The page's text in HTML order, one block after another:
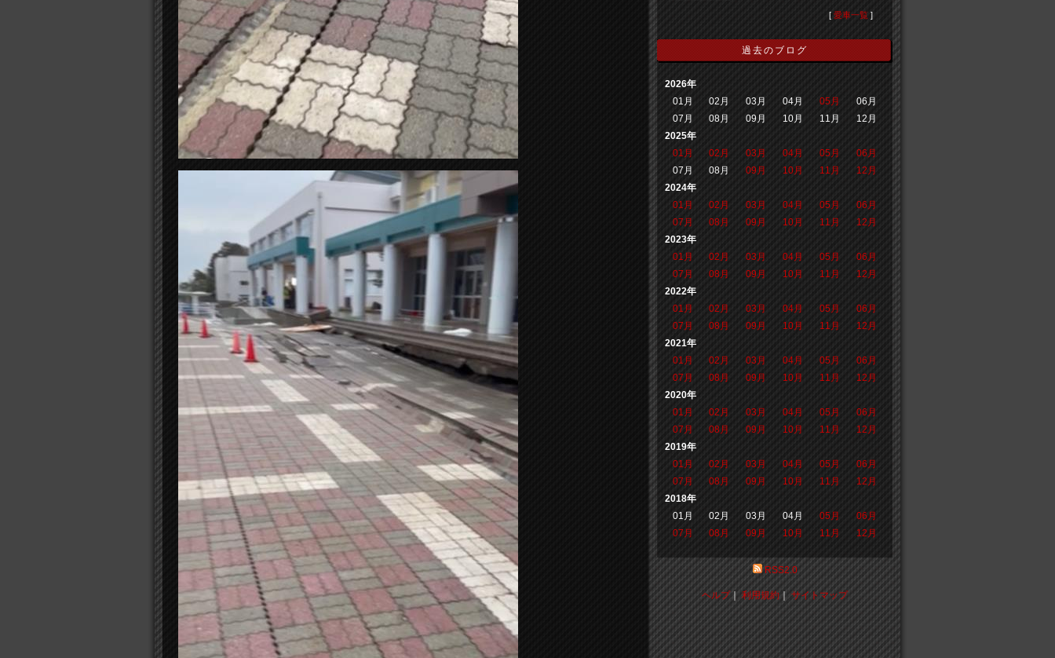
[ 愛車一覧 ]
過去のブログ
2026年
01月
02月 03月 04月 05月
06月
07月
08月 09月 10月 11月
12月
2025年
01月
02月 03月 04月 05月
06月
07月
08月 09月 10月 11月
12月
2024年
01月
02月 03月 04月 05月
06月
07月
08月 09月 10月 11月
12月
2023年
01月
02月 03月 04月 05月
06月
07月
08月 09月 10月 11月
12月
2022年
01月
02月 03月 04月 05月
06月
07月
08月 09月 10月 11月
12月
2021年
01月
02月 03月 04月 05月
06月
07月
08月 09月 10月 11月
12月
2020年
01月
02月 03月 04月 05月
06月
07月
08月 09月 10月 11月
12月
2019年
01月
02月 03月 04月 05月
06月
07月
08月 09月 10月 11月
12月
2018年
01月
02月 03月 04月 05月
06月
07月
08月 09月 10月 11月 12月
RSS2.0
ヘルプ｜ 利用規約｜サイトマップ